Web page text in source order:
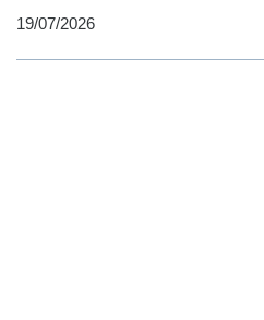
19/07/2026